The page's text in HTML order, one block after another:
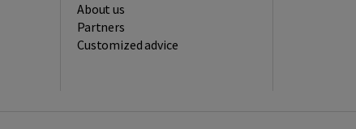
About us
Partners
Customized advice